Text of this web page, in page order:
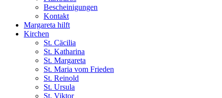
Bescheinigungen
Kontakt
Margareta hilft
Kirchen
St. Cäcilia
St. Katharina
St. Margareta
St. Maria vom Frieden
St. Reinold
St. Ursula
St. Viktor